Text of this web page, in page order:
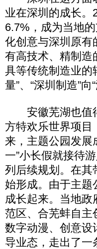
业在深圳的成长。
6.7%，成为当地
化创意与深圳原有
有高技术、精制造
具等传统制造业的
量”、“深圳制造”向
安徽芜湖也值得
方特欢乐世界项目
来，主题公园发展
一”小长假就接待
列后续规划。在其
始形成。由于主题
成长起来。当地
范区、合芜蚌自主
数字动漫、创意设
导业态，走出了一